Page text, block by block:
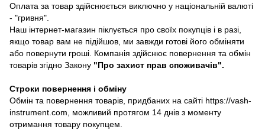
Оплата за товар здійснюється виключно у національній валюті
- "гривня".
Наш інтернет-магазин піклується про своїх покупців і в разі,
якщо товар вам не підійшов, ми завжди готові його обміняти
або повернути гроші. Компанія здійснює повернення та обмін
товарів згідно Закону "Про захист прав споживачів".
Строки повернення і обміну
Обмін та повернення товарів, придбаних на сайті https://vash-
instrument.com, можливий протягом 14 днів з моменту
отримання товару покупцем.